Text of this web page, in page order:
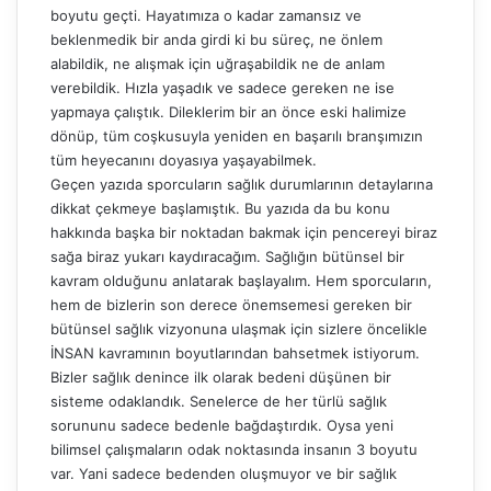
boyutu geçti. Hayatımıza o kadar zamansız ve
beklenmedik bir anda girdi ki bu süreç, ne önlem
alabildik, ne alışmak için uğraşabildik ne de anlam
verebildik. Hızla yaşadık ve sadece gereken ne ise
yapmaya çalıştık. Dileklerim bir an önce eski halimize
dönüp, tüm coşkusuyla yeniden en başarılı branşımızın
tüm heyecanını doyasıya yaşayabilmek.
Geçen yazıda sporcuların sağlık durumlarının detaylarına
dikkat çekmeye başlamıştık. Bu yazıda da bu konu
hakkında başka bir noktadan bakmak için pencereyi biraz
sağa biraz yukarı kaydıracağım. Sağlığın bütünsel bir
kavram olduğunu anlatarak başlayalım. Hem sporcuların,
hem de bizlerin son derece önemsemesi gereken bir
bütünsel sağlık vizyonuna ulaşmak için sizlere öncelikle
İNSAN kavramının boyutlarından bahsetmek istiyorum.
Bizler sağlık denince ilk olarak bedeni düşünen bir
sisteme odaklandık. Senelerce de her türlü sağlık
sorununu sadece bedenle bağdaştırdık. Oysa yeni
bilimsel çalışmaların odak noktasında insanın 3 boyutu
var. Yani sadece bedenden oluşmuyor ve bir sağlık